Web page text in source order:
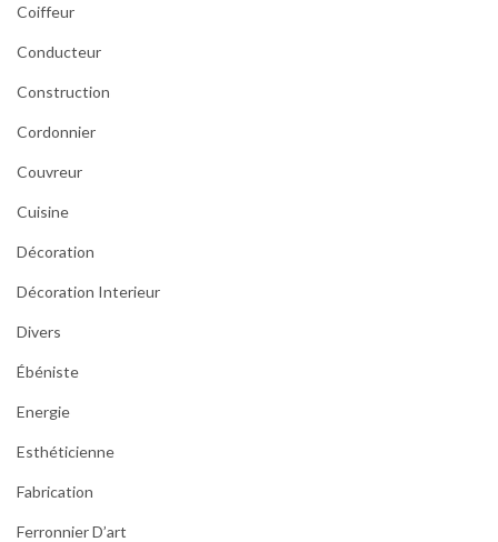
Coiffeur
Conducteur
Construction
Cordonnier
Couvreur
Cuisine
Décoration
Décoration Interieur
Divers
Ébéniste
Energie
Esthéticienne
Fabrication
Ferronnier D’art